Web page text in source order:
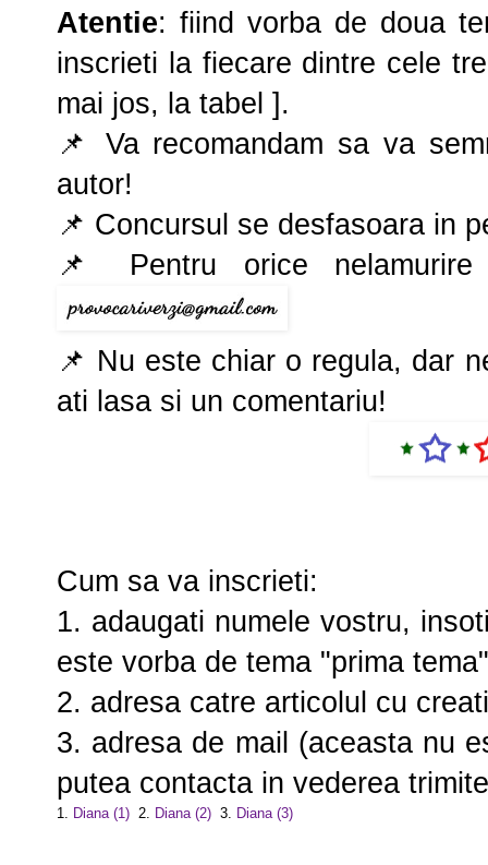
Atentie: fiind vorba de doua
inscrieti la fiecare dintre cele
mai jos, la tabel ].
📌 Va recomandam sa va
autor!
📌 Concursul se desfasoara in
📌 Pentru orice
📌 Nu este chiar o regula, dar
ati lasa si un comentariu!
Cum sa va inscrieti:
1. adaugati numele vostru,
este vorba de tema "prima
2. adresa catre articolul cu
3. adresa de mail (aceasta nu
putea contacta in vederea
1. Diana (1) 2. Diana (2) 3. Diana (3)